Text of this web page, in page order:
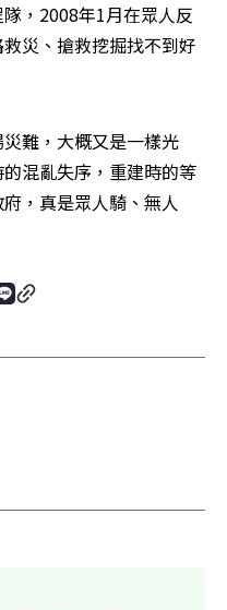
，2008年1月在眾人反
災、搶救挖掘找不到好
難，大概又是一樣光
混亂失序，重建時的等
，真是眾人騎、無人